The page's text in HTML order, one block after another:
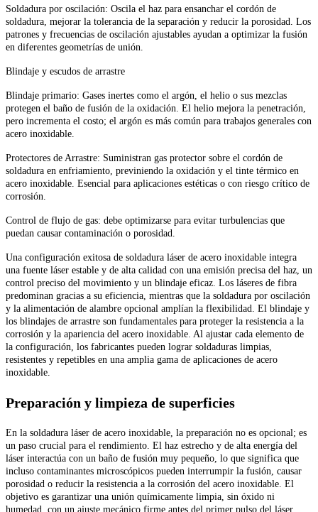
Soldadura por oscilación: Oscila el haz para ensanchar el cordón de
soldadura, mejorar la tolerancia de la separación y reducir la porosidad. Los
patrones y frecuencias de oscilación ajustables ayudan a optimizar la fusión
en diferentes geometrías de unión.
Blindaje y escudos de arrastre
Blindaje primario: Gases inertes como el argón, el helio o sus mezclas
protegen el baño de fusión de la oxidación. El helio mejora la penetración,
pero incrementa el costo; el argón es más común para trabajos generales con
acero inoxidable.
Protectores de Arrastre: Suministran gas protector sobre el cordón de
soldadura en enfriamiento, previniendo la oxidación y el tinte térmico en
acero inoxidable. Esencial para aplicaciones estéticas o con riesgo crítico de
corrosión.
Control de flujo de gas: debe optimizarse para evitar turbulencias que
puedan causar contaminación o porosidad.
Una configuración exitosa de soldadura láser de acero inoxidable integra
una fuente láser estable y de alta calidad con una emisión precisa del haz, un
control preciso del movimiento y un blindaje eficaz. Los láseres de fibra
predominan gracias a su eficiencia, mientras que la soldadura por oscilación
y la alimentación de alambre opcional amplían la flexibilidad. El blindaje y
los blindajes de arrastre son fundamentales para proteger la resistencia a la
corrosión y la apariencia del acero inoxidable. Al ajustar cada elemento de
la configuración, los fabricantes pueden lograr soldaduras limpias,
resistentes y repetibles en una amplia gama de aplicaciones de acero
inoxidable.
Preparación y limpieza de superficies
En la soldadura láser de acero inoxidable, la preparación no es opcional; es
un paso crucial para el rendimiento. El haz estrecho y de alta energía del
láser interactúa con un baño de fusión muy pequeño, lo que significa que
incluso contaminantes microscópicos pueden interrumpir la fusión, causar
porosidad o reducir la resistencia a la corrosión del acero inoxidable. El
objetivo es garantizar una unión químicamente limpia, sin óxido ni
humedad, con un ajuste mecánico firme antes del primer pulso del láser.